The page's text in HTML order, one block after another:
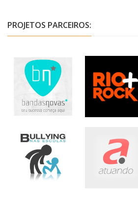
PROJETOS PARCEIROS: